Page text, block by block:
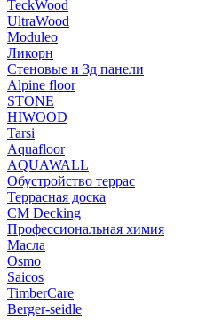
TeckWood
UltraWood
Moduleo
Ликорн
Стеновые и 3д панели
Alpine floor
STONE
HIWOOD
Tarsi
Aquafloor
AQUAWALL
Обустройство террас
Террасная доска
CM Decking
Профессиональная химия
Масла
Osmo
Saicos
TimberCare
Berger-seidle